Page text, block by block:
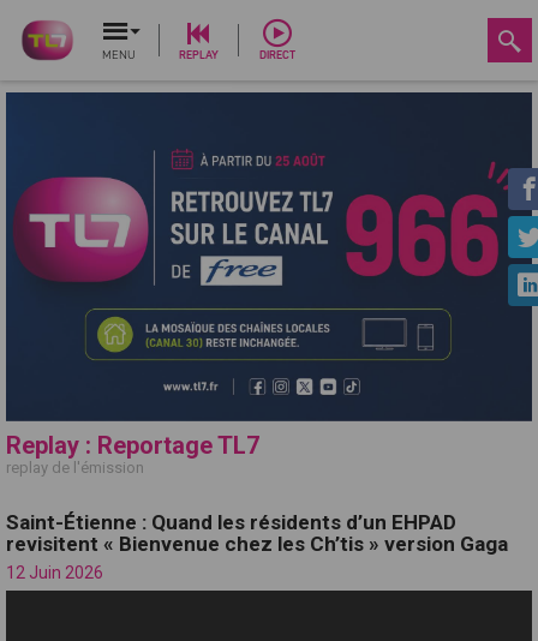
MENU REPLAY DIRECT
Replay : Reportage TL7
replay de l'émission
Saint-Étienne : Quand les résidents d’un EHPAD
revisitent « Bienvenue chez les Ch’tis » version Gaga
12 Juin 2026